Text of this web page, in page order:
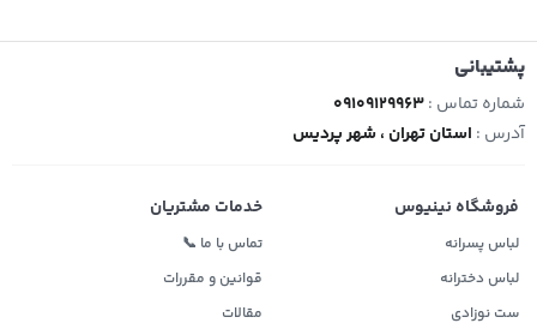
پشتیبانی
شماره تماس :09109129963
آدرس : استان تهران ، شهر پردیس
فروشگاه نینیوس
لباس پسرانه
لباس دخترانه
ست نوزادی
خدمات مشتریان
تماس با ما 📞
قوانین و مقررات
مقالات